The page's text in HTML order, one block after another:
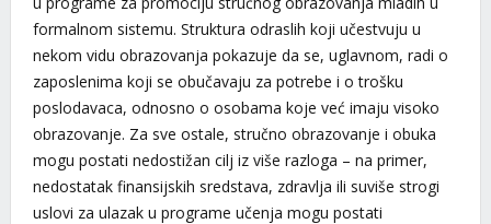
formalnom sistemu. Struktura odraslih koji učestvuju u
nekom vidu obrazovanja pokazuje da se, uglavnom, radi o
zaposlenima koji se obučavaju za potrebe i o trošku
poslodavaca, odnosno o osobama koje već imaju visoko
obrazovanje. Za sve ostale, stručno obrazovanje i obuka
mogu postati nedostižan cilj iz više razloga – na primer,
nedostatak finansijskih sredstava, zdravlja ili suviše strogi
uslovi za ulazak u programe učenja mogu postati